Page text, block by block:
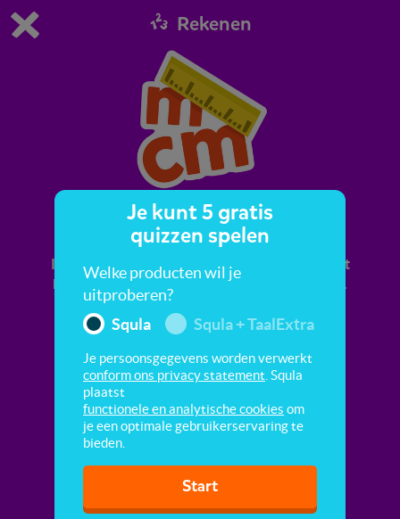
Dit is de gratis demo van Squla.
Bestel nu
0
Rekenen
Lengte en omtrek
In deze quiz oefen je met lengte en omtrek. Dat
heeft te maken met hoe lang of hoe kort iets is.
Denk maar aan je lange en je korte broek!
Je kunt 5 gratis
quizzen spelen
Welke producten wil je
uitproberen?
Squla
Squla + TaalExtra
Je persoonsgegevens worden verwerkt
conform ons privacy statement . Squla
plaatst
functionele en analytische cookies om
je een optimale gebruikerservaring te
bieden.
Start